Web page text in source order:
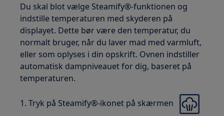
Du skal blot vælge Steamify®-funktionen og
indstille temperaturen med skyderen på
displayet. Dette bør være den temperatur, du
normalt bruger, når du laver mad med varmluft,
eller som oplyses i din opskrift. Ovnen indstiller
automatisk dampniveauet for dig, baseret på
temperaturen.
1. Tryk på Steamify®-ikonet på skærmen